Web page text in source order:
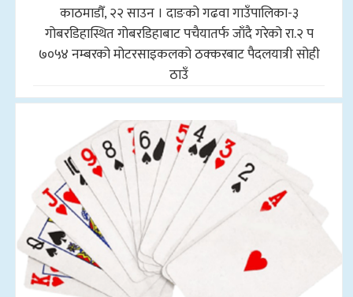
काठमाडौँ, २२ साउन । दाङको गढवा गाउँपालिका-३
गोबरडिहास्थित गोबरडिहाबाट पचैयातर्फ जाँदै गरेको रा.२ प
७०५४ नम्बरको मोटरसाइकलको ठक्करबाट पैदलयात्री सोही
ठाउँ